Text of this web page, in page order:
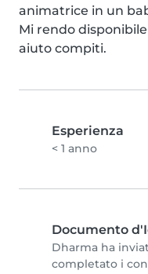
animatrice in un
Mi rendo
aiuto compiti.
Esperienza
< 1 anno
Documento
Dharma ha
completato i